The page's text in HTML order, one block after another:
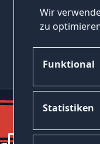
Wir
zu
Funktional
Statistiken